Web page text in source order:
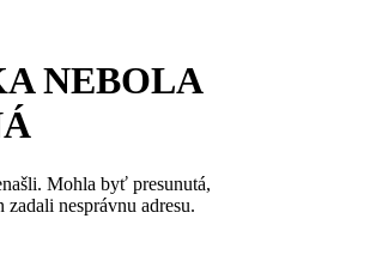
NEBOLA
Mohla byť presunutá,
zadali nesprávnu adresu.